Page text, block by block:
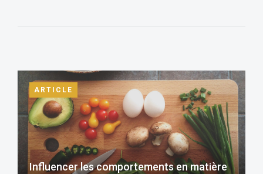
ARTICLE
Influencer les comportements en matière